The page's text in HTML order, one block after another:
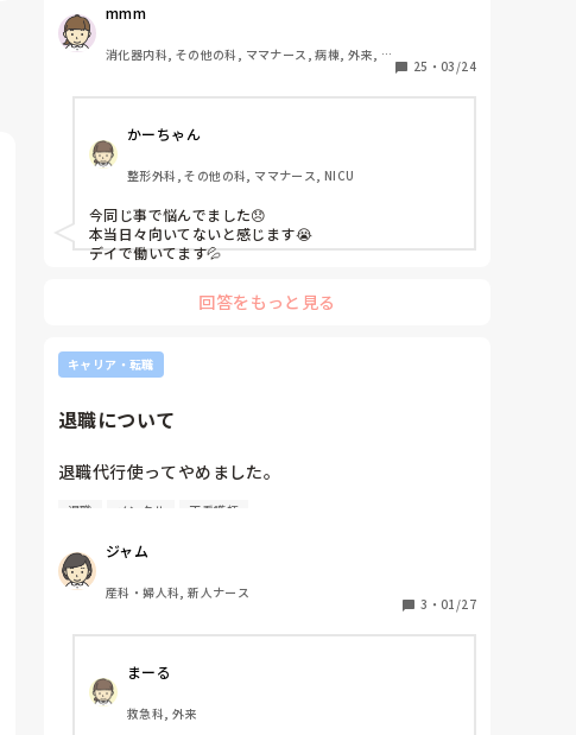
mmm
消化器内科, その他の科, ママナース, 病棟, 外来, 一
25 ・ 03/24
かーちゃん
整形外科, その他の科, ママナース, NICU
今同じ事で悩んでました😞
本当日々向いてないと感じます😭
デイで働いてます💦
回答をもっと見る
キャリア・転職
退職について
退職代行使ってやめました。
新卒1年目看護師です。
とができないことが重なり、指導されることが増えま
した。
転職については、前々から考えており、求人を探して
ましたが、すぐには決めないだろうと思ってました。
しかし、今精神的にきつかったり、寝たとしてもずっ
と仕事のことを考えてる感じで寝た感じが全くしない
のが週に2.3日あったりと、、、。
退職 メンタル 正看護師
ジャム
産科・婦人科, 新人ナース
3 ・ 01/27
まーる
救急科, 外来